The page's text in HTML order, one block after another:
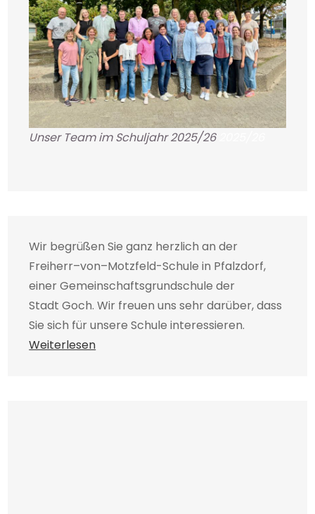
Unser Team im Schuljahr 2025/262025/26
Wir begrüßen Sie ganz herzlich an der
Freiherr–von–Motzfeld-Schule in Pfalzdorf,
einer Gemeinschaftsgrundschule der
Stadt Goch. Wir freuen uns sehr darüber, dass
Sie sich für unsere Schule interessieren.
Weiterlesen